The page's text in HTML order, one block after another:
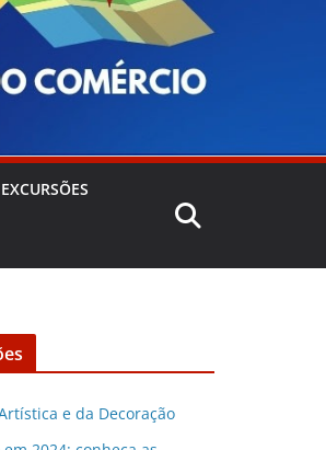
EXCURSÕES
e da Decoração